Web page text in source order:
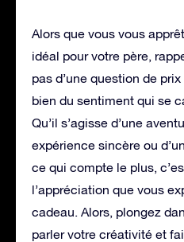
Alors que vous vous
idéal pour votre père,
pas d’une question de
bien du sentiment qui se
Qu’il s’agisse d’une
expérience sincère ou
ce qui compte le plus,
l’appréciation que vous
cadeau. Alors, plongez
parler votre créativité et